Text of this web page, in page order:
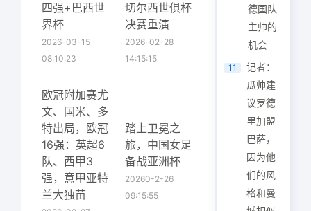
四强+巴西世
界杯
2026-03-15
08:10:23
切尔西世俱杯
决赛重演
2026-02-28
14:15:15
欧冠附加赛尤
文、国米、多
特出局，欧冠
16强：英超6
队、西甲3
强，意甲亚特
兰大独苗
踏上卫冕之
旅，中国女足
备战亚洲杯
20260-2-26
09:15:55
德国队
主帅的
机会
11
记者：
瓜帅建
议罗德
里加盟
巴萨，
因为他
们的风
格和曼